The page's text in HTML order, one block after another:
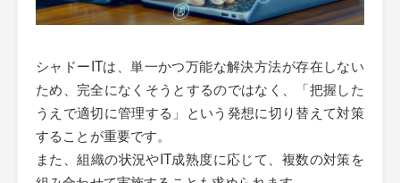
シャドーITは、単一かつ万能な解決方法が存在しない
ため、完全になくそうとするのではなく、「把握した
うえで適切に管理する」という発想に切り替えて対策
することが重要です。
また、組織の状況やIT成熟度に応じて、複数の対策を